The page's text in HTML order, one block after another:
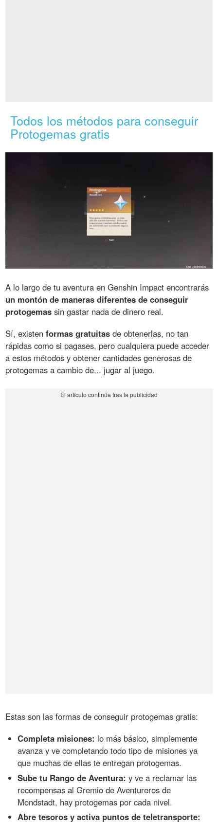
Todos los métodos para conseguir
Protogemas gratis
A lo largo de tu aventura en Genshin Impact encontrarás
un montón de maneras diferentes de conseguir
protogemas sin gastar nada de dinero real.
Sí, existenformas gratuitas de obtenerlas, no tan
rápidas como si pagases, pero cualquiera puede acceder
a estos métodos y obtener cantidades generosas de
protogemas a cambio de... jugar al juego.
Estas son las formas de conseguir protogemas gratis:
Completa misiones: lo más básico, simplemente
avanza y ve completando todo tipo de misiones ya
que muchas de ellas te entregan protogemas.
Sube tu Rango de Aventura: y ve a reclamar las
recompensas al Gremio de Aventureros de
Mondstadt, hay protogemas por cada nivel.
Abre tesoros y activa puntos de teletransporte: